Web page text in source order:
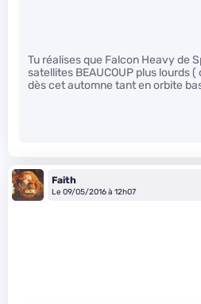
Tu réalises que Falcon Heavy de
satellites BEAUCOUP plus lourds
dès cet automne tant en orbite
Faith
Le 09/05/2016 à 12h07